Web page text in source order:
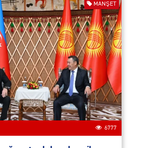
MANŞET
6777